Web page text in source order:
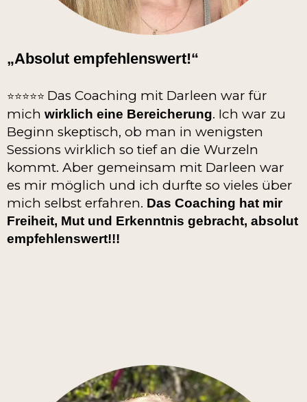
„Absolut empfehlenswert!“
⭐️⭐️⭐️⭐️⭐️ Das Coaching mit Darleen war für
mich wirklich eine Bereicherung. Ich war zu
Beginn skeptisch, ob man in wenigsten
Sessions wirklich so tief an die Wurzeln
kommt. Aber gemeinsam mit Darleen war
es mir möglich und ich durfte so vieles über
mich selbst erfahren. Das Coaching hat mir
Freiheit, Mut und Erkenntnis gebracht, absolut
empfehlenswert!!!